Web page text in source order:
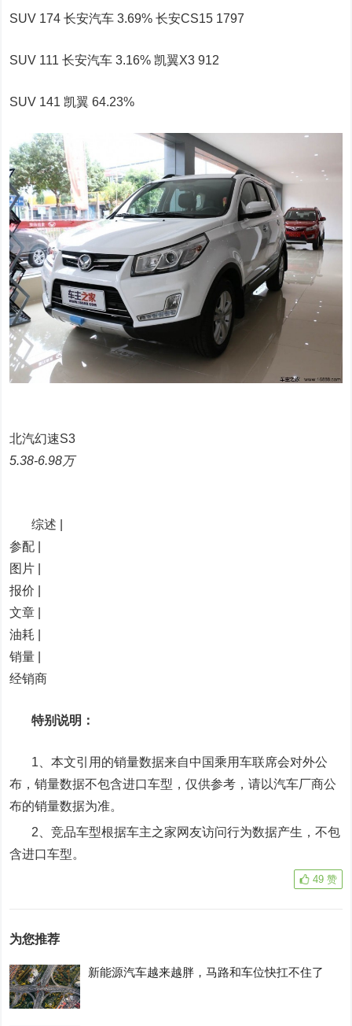
SUV 174 长安汽车 3.69% 长安CS15 1797
SUV 111 长安汽车 3.16% 凯翼X3 912
SUV 141 凯翼 64.23%
北汽幻速S3
5.38-6.98万
综述 |
参配 |
图片 |
报价 |
文章 |
油耗 |
销量 |
经销商
特别说明：
1、本文引用的销量数据来自中国乘用车联席会对外公
布，销量数据不包含进口车型，仅供参考，请以汽车厂商公
布的销量数据为准。
2、竞品车型根据车主之家网友访问行为数据产生，不包
含进口车型。
49 赞
为您推荐
新能源汽车越来越胖，马路和车位快扛不住了